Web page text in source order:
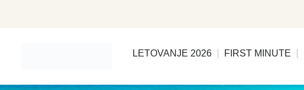
LETOVANJE 2026 FIRST MINUTE